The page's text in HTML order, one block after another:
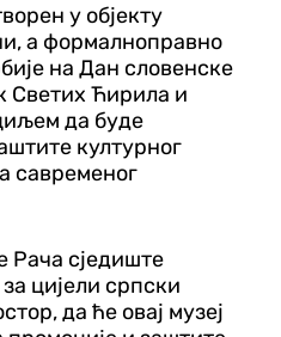
у објекту
а формалноправно
на Дан словенске
Светих Ћирила и
да буде
културног
савременог
Рача сједиште
цијели српски
да ће овај музеј